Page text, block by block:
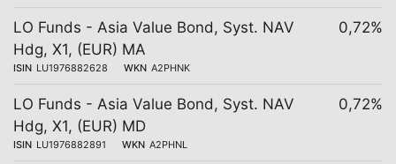
LO Funds - Asia Value Bond, Syst. NAV
Hdg, X1, (EUR) MA
ISIN LU1976882628 WKN A2PHNK
0,72%
LO Funds - Asia Value Bond, Syst. NAV
Hdg, X1, (EUR) MD
ISIN LU1976882891 WKN A2PHNL
0,72%